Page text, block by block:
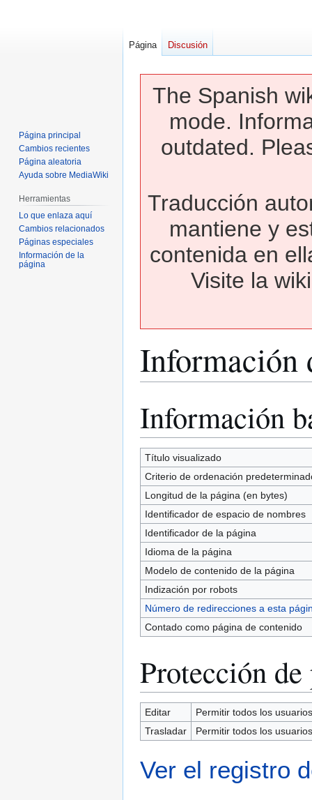
The Spanish
mode.
outdated.
Traducción
mantiene y
contenida en
Visite la
Información
navegación
búsqueda
Información
Título visualizado
Criterio de ordenación
Longitud de la página (en bytes)
Identificador de espacio de nombres
Identificador de la página
Idioma de la página
Modelo de contenido de la página
Indización por robots
Número de redirecciones a esta
Contado como página de contenido
Protección de
Editar
Permitir todos los
Trasladar
Permitir todos los
Ver el registro
Página Discusión
Página principal
Cambios recientes
Página aleatoria
Ayuda sobre MediaWiki
Herramientas
Lo que enlaza aquí
Cambios relacionados
Páginas especiales
Información de la
página